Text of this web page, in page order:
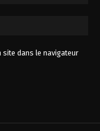
dans le navigateur